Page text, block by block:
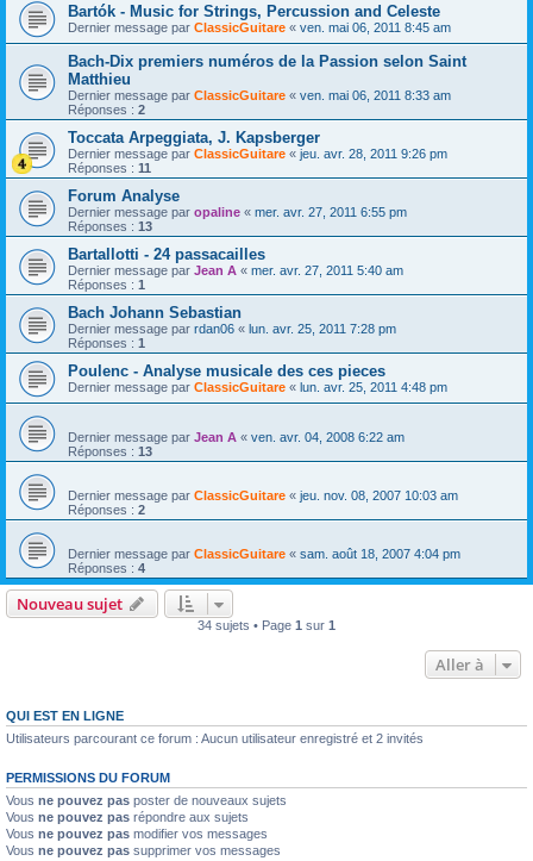
Bartók - Music for Strings, Percussion and Celeste
Dernier message par ClassicGuitare « ven. mai 06, 2011 8:45 am
Bach-Dix premiers numéros de la Passion selon Saint
Matthieu
Dernier message par ClassicGuitare « ven. mai 06, 2011 8:33 am
Réponses : 2
Toccata Arpeggiata, J. Kapsberger
Dernier message par ClassicGuitare « jeu. avr. 28, 2011 9:26 pm
Réponses : 11
Forum Analyse
Dernier message par opaline « mer. avr. 27, 2011 6:55 pm
Réponses : 13
Bartallotti - 24 passacailles
Dernier message par Jean A « mer. avr. 27, 2011 5:40 am
Réponses : 1
Bach Johann Sebastian
Dernier message par rdan06 « lun. avr. 25, 2011 7:28 pm
Réponses : 1
Poulenc - Analyse musicale des ces pieces
Dernier message par ClassicGuitare « lun. avr. 25, 2011 4:48 pm
Dernier message par Jean A « ven. avr. 04, 2008 6:22 am
Réponses : 13
Dernier message par ClassicGuitare « jeu. nov. 08, 2007 10:03 am
Réponses : 2
Dernier message par ClassicGuitare « sam. août 18, 2007 4:04 pm
Réponses : 4
Nouveau sujet
34 sujets • Page 1 sur 1
Aller à
QUI EST EN LIGNE
Utilisateurs parcourant ce forum : Aucun utilisateur enregistré et 2 invités
PERMISSIONS DU FORUM
Vous ne pouvez pas poster de nouveaux sujets
Vous ne pouvez pas répondre aux sujets
Vous ne pouvez pas modifier vos messages
Vous ne pouvez pas supprimer vos messages